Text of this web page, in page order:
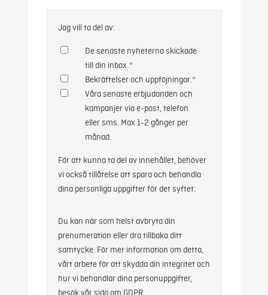
Jag vill ta del av:
De senaste nyheterna skickade
till din inbox.*
Bekräftelser och uppföjningar.*
Våra senaste erbjudanden och
kampanjer via e-post, telefon
eller sms. Max 1-2 gånger per
månad.
För att kunna ta del av innehållet, behöver
vi också tillåtelse att spara och behandla
dina personliga uppgifter för det syftet:
Du kan när som helst avbryta din
prenumeration eller dra tillbaka ditt
samtycke. För mer information om detta,
vårt arbete för att skydda din integritet och
hur vi behandlar dina personuppgifter,
besök vår sida om GDPR.